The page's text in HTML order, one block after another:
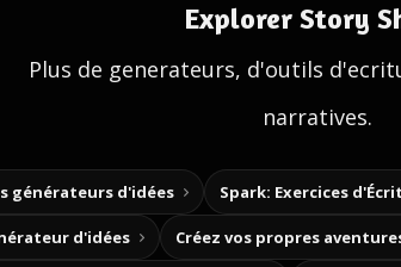
Explorer Story
Plus de generateurs, d'outils
narratives.
générateurs d'idées Spark: Exercices
d'idées